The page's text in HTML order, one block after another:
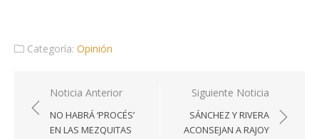
Categoría: Opinión
Navegación
de
entradas
Noticia Anterior
NO HABRÁ ‘PROCÉS’
EN LAS MEZQUITAS
Siguiente Noticia
SÁNCHEZ Y RIVERA
ACONSEJAN A RAJOY